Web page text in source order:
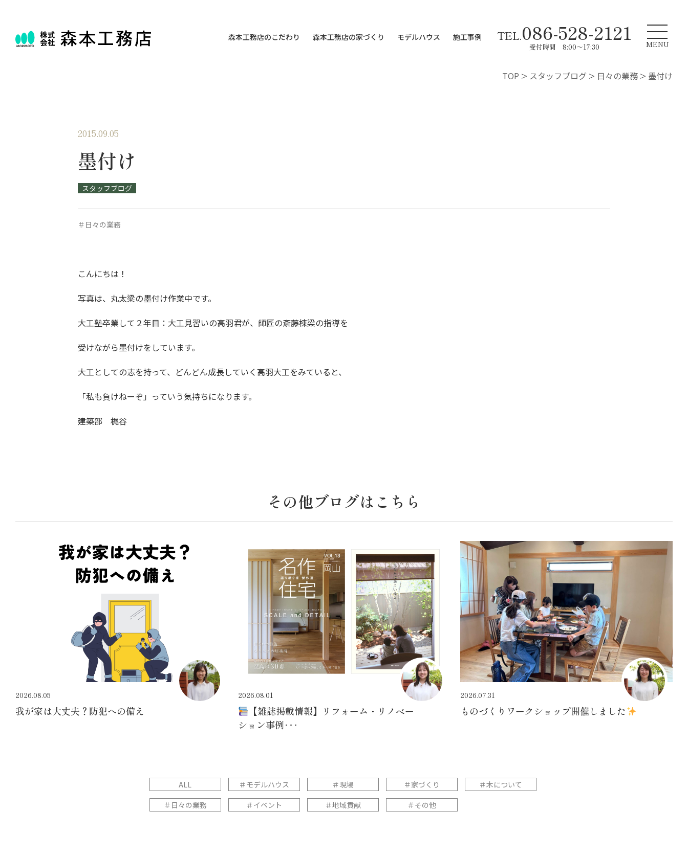
森本工務店のこだわり 森本工務店の家づくり モデルハウス 施工事例 TEL.086-528-2121
受付時間 8:00～17:30 MENU
TOP > スタッフブログ > 日々の業務 > 墨付け
2015.09.05
墨付け
スタッフブログ
＃日々の業務
こんにちは！
写真は、丸太梁の墨付け作業中です。
大工塾卒業して２年目：大工見習いの高羽君が、師匠の斎藤棟梁の指導を
受けながら墨付けをしています。
大工としての志を持って、どんどん成長していく高羽大工をみていると、
「私も負けねーぞ」っていう気持ちになります。
建築部 梶谷
その他ブログはこちら
2026.08.05
我が家は大丈夫？防犯への備え
2026.08.01
【雑誌掲載情報】リフォーム・リノベー
ション事例･･･
2026.07.31
ものづくりワークショップ開催しました
ALL ＃モデルハウス ＃現場 ＃家づくり
＃木について
＃日々の業務
＃イベント ＃地域貢献 ＃その他